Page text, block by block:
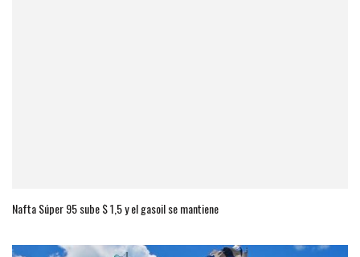
Nafta Súper 95 sube $ 1,5 y el gasoil se mantiene